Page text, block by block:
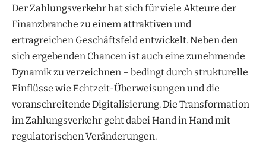
Der Zahlungsverkehr hat sich für viele Akteure der
Finanzbranche zu einem attraktiven und
ertragreichen Geschäftsfeld entwickelt. Neben den
sich ergebenden Chancen ist auch eine zunehmende
Dynamik zu verzeichnen – bedingt durch strukturelle
Einflüsse wie Echtzeit-Überweisungen und die
voranschreitende Digitalisierung. Die Transformation
im Zahlungsverkehr geht dabei Hand in Hand mit
regulatorischen Veränderungen.